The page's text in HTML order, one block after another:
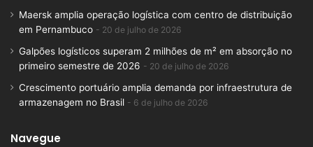
Maersk amplia operação logística com centro de distribuição
em Pernambuco
20 de julho de 2026
Galpões logísticos superam 2 milhões de m² em absorção no
primeiro semestre de 2026
20 de julho de 2026
Crescimento portuário amplia demanda por infraestrutura de
armazenagem no Brasil
6 de julho de 2026
Navegue